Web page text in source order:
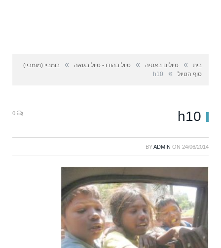
בית » טיולים באסיה » טיול בהודו - טיול בגואה »
בומביי (מומביי)
סוף הטיול
»
h10
h10
BYADMIN ON 24/06/2014